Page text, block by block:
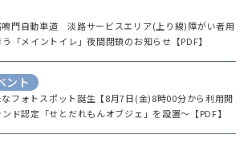
鳴門自動車道 淡路サービスエリア(上り線)障がい者用
「メイントイレ」夜間閉鎖のお知らせ【PDF】
ント
フォトスポット誕生【8月7日(金)8時00分から利用開
ド認定「せとだれもんオブジェ」を設置～【PDF】